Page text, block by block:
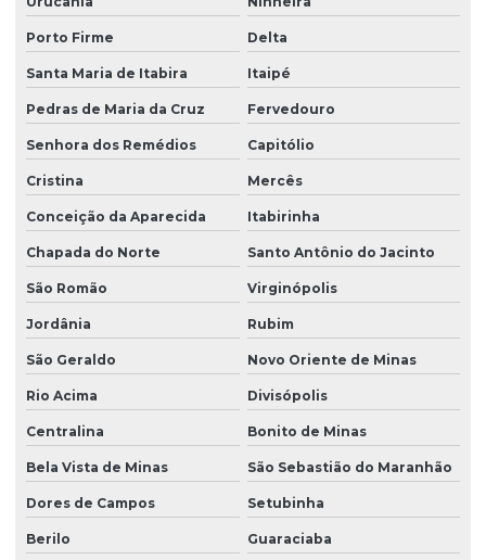
Porto Firme Delta
Santa Maria de Itabira Itaipé
Pedras de Maria da Cruz Fervedouro
Senhora dos Remédios Capitólio
Cristina Mercês
Conceição da Aparecida Itabirinha
Chapada do Norte Santo Antônio do Jacinto
São Romão Virginópolis
Jordânia Rubim
São Geraldo Novo Oriente de Minas
Rio Acima Divisópolis
Centralina Bonito de Minas
Bela Vista de Minas São Sebastião do Maranhão
Dores de Campos Setubinha
Berilo Guaraciaba